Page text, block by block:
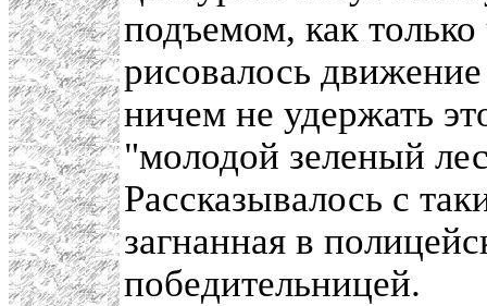
подъемом, как
рисовалось
ничем не удержать
"молодой зеленый
Рассказывалось с
загнанная в
победительницей.